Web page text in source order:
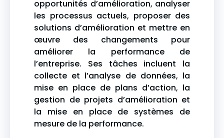
opportunités d’amélioration, analyser
les processus actuels, proposer des
solutions d’amélioration et mettre en
œuvre des changements pour
améliorer la performance de
l’entreprise. Ses tâches incluent la
collecte et l’analyse de données, la
mise en place de plans d’action, la
gestion de projets d’amélioration et
la mise en place de systèmes de
mesure de la performance.